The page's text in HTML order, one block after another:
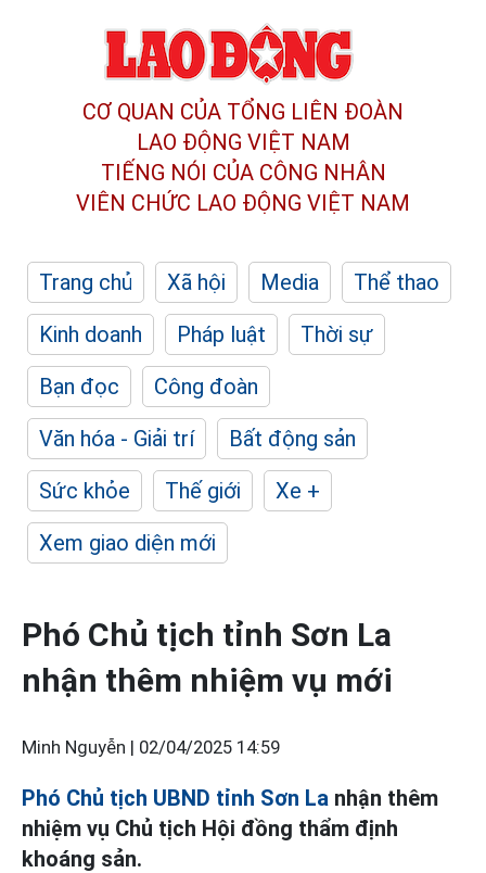
CƠ QUAN CỦA TỔNG LIÊN ĐOÀN
LAO ĐỘNG VIỆT NAM
TIẾNG NÓI CỦA CÔNG NHÂN
VIÊN CHỨC LAO ĐỘNG VIỆT NAM
Trang chủ Xã hội Media
Thể thao
Kinh doanh
Pháp luật
Thời sự
Bạn đọc
Công đoàn
Văn hóa - Giải trí
Bất động sản
Sức khỏe
Thế giới
Xe +
Xem giao diện mới
Phó Chủ tịch tỉnh Sơn La
nhận thêm nhiệm vụ mới
Minh Nguyễn | 02/04/2025 14:59
Phó Chủ tịch UBND tỉnh Sơn La nhận thêm
nhiệm vụ Chủ tịch Hội đồng thẩm định
khoáng sản.